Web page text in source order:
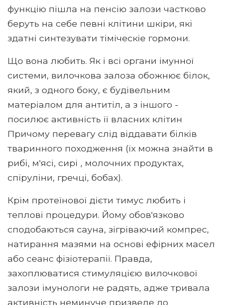
функцію пішла на пенсію залози частково
беруть на себе певні клітини шкіри, які
здатні синтезувати тіміческіе гормони.
Що вона любить. Як і всі органи імунної
системи, вилочкова залоза обожнює білок,
який, з одного боку, є будівельним
матеріалом для антитіл, а з іншого -
посилює активність її власних клітин
Причому перевагу слід віддавати білків
тваринного походження (їх можна знайти в
рибі, м'ясі, сирі , молочних продуктах,
спіруліни, гречці, бобах).
Крім протеїнової дієти тимус любить і
теплові процедури. Йому обов'язково
сподобаються сауна, зігріваючий компрес,
натирання мазями на основі ефірних масел
або сеанс фізіотерапії. Правда,
захоплюватися стимуляцією вилочкової
залози імунологи не радять, адже тривала
активність неминуче призведе до